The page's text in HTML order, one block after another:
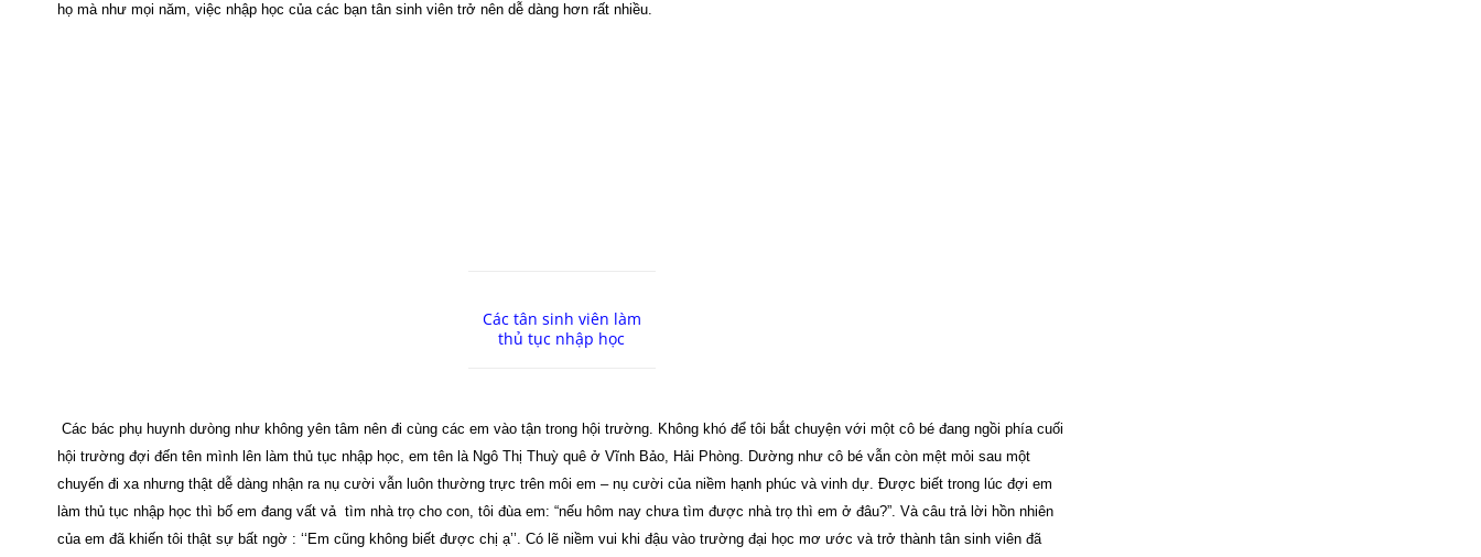
họ mà như mọi năm, việc nhập học của các bạn tân sinh viên trở nên dễ dàng hơn rất nhiều.
Các tân sinh viên làm
thủ tục nhập học
Các bác phụ huynh dưòng như không yên tâm nên đi cùng các em vào tận trong hội trường. Không khó để tôi bắt chuyện với một cô bé đang ngồi phía cuối
hội trường đợi đến tên mình lên làm thủ tục nhập học, em tên là Ngô Thị Thuỳ quê ở Vĩnh Bảo, Hải Phòng. Dường như cô bé vẫn còn mệt mỏi sau một
chuyến đi xa nhưng thật dễ dàng nhận ra nụ cười vẫn luôn thường trực trên môi em – nụ cười của niềm hạnh phúc và vinh dự. Được biết trong lúc đợi em
làm thủ tục nhập học thì bố em đang vất vả tìm nhà trọ cho con, tôi đùa em: “nếu hôm nay chưa tìm được nhà trọ thì em ở đâu?”. Và câu trả lời hồn nhiên
của em đã khiến tôi thật sự bất ngờ : ‘‘Em cũng không biết được chị ạ’’. Có lẽ niềm vui khi đậu vào trường đại học mơ ước và trở thành tân sinh viên đã